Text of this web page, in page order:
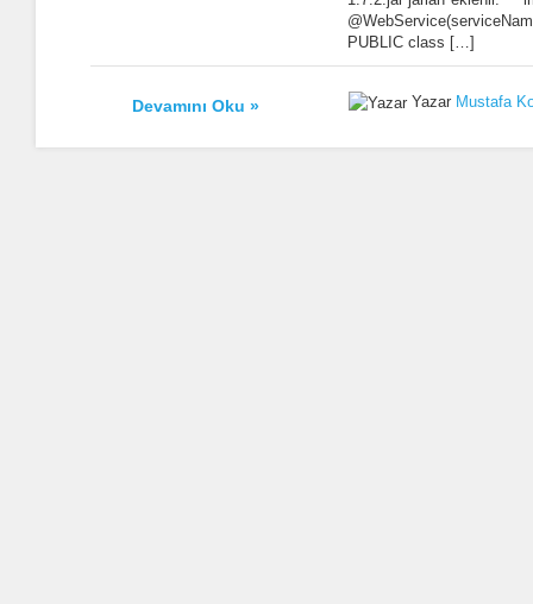
PUBLIC class […]
Devamını Oku » Yazar Mustafa